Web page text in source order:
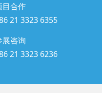
目合作
21 3323 6355
展咨询
21 3323 6236